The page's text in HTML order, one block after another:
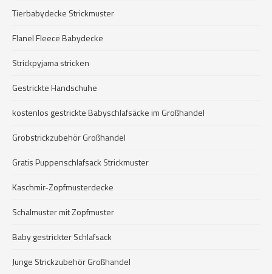
Tierbabydecke Strickmuster
Flanel Fleece Babydecke
Strickpyjama stricken
Gestrickte Handschuhe
kostenlos gestrickte Babyschlafsäcke im Großhandel
Grobstrickzubehör Großhandel
Gratis Puppenschlafsack Strickmuster
Kaschmir-Zopfmusterdecke
Schalmuster mit Zopfmuster
Baby gestrickter Schlafsack
Junge Strickzubehör Großhandel